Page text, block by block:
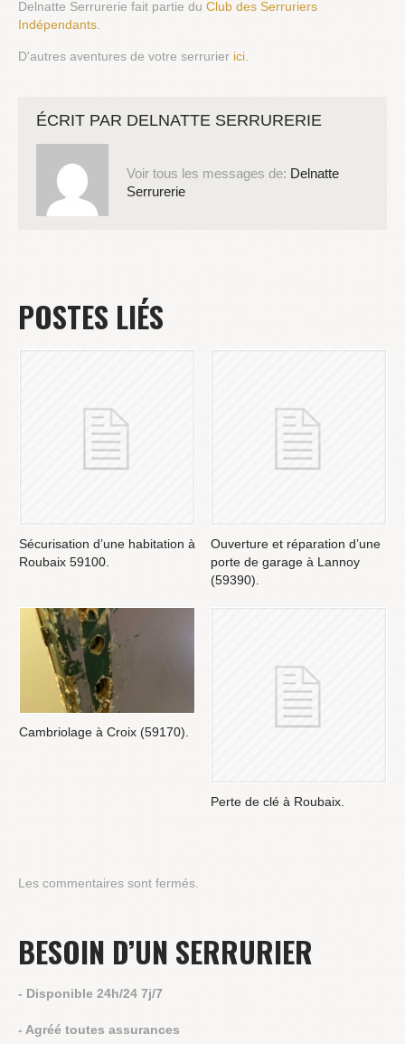
Delnatte Serrurerie fait partie du Club des Serruriers
Indépendants
D'autres aventures de votre serrurier ici
ÉCRIT PAR DELNATTE SERRURERIE
Voir tous les messages de: Delnatte
Serrurerie
POSTES LIÉS
Sécurisation d’une habitation à
Roubaix 59100.
Ouverture et réparation d’une
porte de garage à Lannoy
(59390).
Cambriolage à Croix (59170).
Perte de clé à Roubaix.
Les commentaires sont fermés.
BESOIN D’UN SERRURIER
- Disponible 24h/24 7j/7
- Agréé toutes assurances